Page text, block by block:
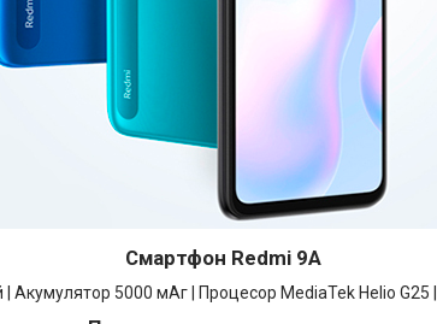
Смартфон Redmi 9A
| Акумулятор 5000 мАг | Процесор MediaTek Helio G25